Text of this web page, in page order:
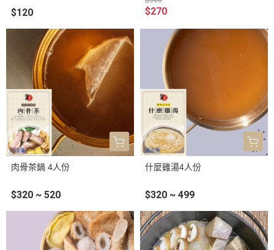
$120 $270
肉骨茶鍋 4人份
$320 ~ 520
什麼雞湯4人份
$320 ~ 499